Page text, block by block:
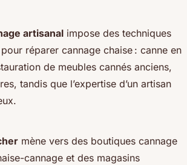
artisanal impose des techniques
réparer cannage chaise : canne en
de meubles cannés anciens,
tandis que l’expertise d’un artisan
mène vers des boutiques cannage
cannage et des magasins